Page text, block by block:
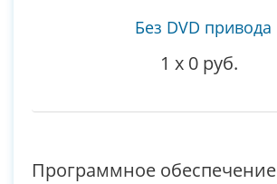
Без DVD привода
1 x 0 руб.
Программное обеспечение